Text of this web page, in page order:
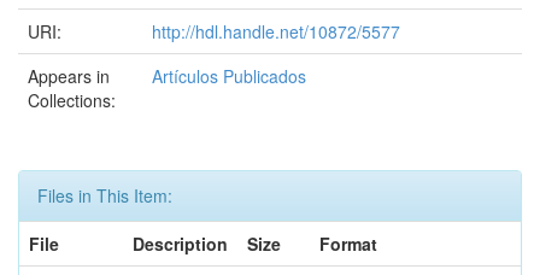
URI:
http://hdl.handle.net/10872/5577
Appears in
Collections:
Artículos Publicados
Files in This Item:
File
Description Size
Format